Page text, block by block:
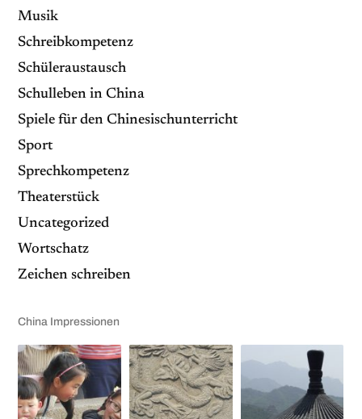
Musik
Schreibkompetenz
Schüleraustausch
Schulleben in China
Spiele für den Chinesischunterricht
Sport
Sprechkompetenz
Theaterstück
Uncategorized
Wortschatz
Zeichen schreiben
China Impressionen